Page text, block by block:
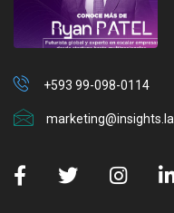
+593 99-098-0114
marketing@insights.la